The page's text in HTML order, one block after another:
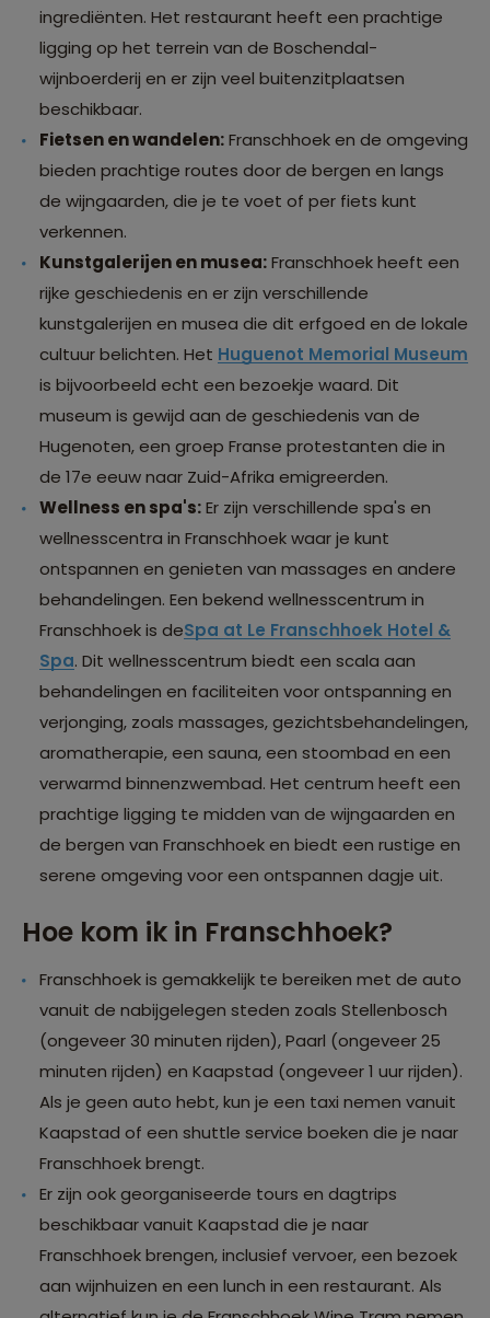
ingrediënten. Het restaurant heeft een prachtige
ligging op het terrein van de Boschendal-
wijnboerderij en er zijn veel buitenzitplaatsen
beschikbaar.
Fietsen en wandelen:Franschhoek en de omgeving
bieden prachtige routes door de bergen en langs
de wijngaarden, die je te voet of per fiets kunt
verkennen.
Kunstgalerijen en musea:Franschhoek heeft een
rijke geschiedenis en er zijn verschillende
kunstgalerijen en musea die dit erfgoed en de lokale
cultuur belichten. Het Huguenot Memorial Museum
is bijvoorbeeld echt een bezoekje waard. Dit
museum is gewijd aan de geschiedenis van de
Hugenoten, een groep Franse protestanten die in
de 17e eeuw naar Zuid-Afrika emigreerden.
Wellness en spa's:Er zijn verschillende spa's en
wellnesscentra in Franschhoek waar je kunt
ontspannen en genieten van massages en andere
behandelingen. Een bekend wellnesscentrum in
Franschhoek is deSpa at Le Franschhoek Hotel &
Spa. Dit wellnesscentrum biedt een scala aan
behandelingen en faciliteiten voor ontspanning en
verjonging, zoals massages, gezichtsbehandelingen,
aromatherapie, een sauna, een stoombad en een
verwarmd binnenzwembad. Het centrum heeft een
prachtige ligging te midden van de wijngaarden en
de bergen van Franschhoek en biedt een rustige en
serene omgeving voor een ontspannen dagje uit.
Hoe kom ik in Franschhoek?
Franschhoek is gemakkelijk te bereiken met de auto
vanuit de nabijgelegen steden zoals Stellenbosch
(ongeveer 30 minuten rijden), Paarl (ongeveer 25
minuten rijden) en Kaapstad (ongeveer 1 uur rijden).
Als je geen auto hebt, kun je een taxi nemen vanuit
Kaapstad of een shuttle service boeken die je naar
Franschhoek brengt.
Er zijn ook georganiseerde tours en dagtrips
beschikbaar vanuit Kaapstad die je naar
Franschhoek brengen, inclusief vervoer, een bezoek
aan wijnhuizen en een lunch in een restaurant. Als